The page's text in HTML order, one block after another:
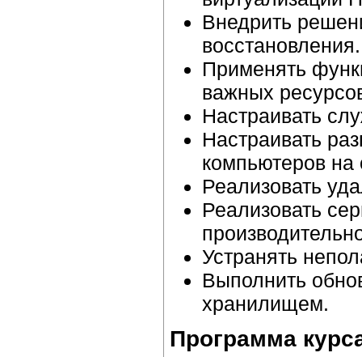
Внедрить
восстановления.
Применять
важных
Настраивать
Настраивать
компьютеров
Реализовать
Реализовать
Устранять
Выполнить
хранилищем.
Программа